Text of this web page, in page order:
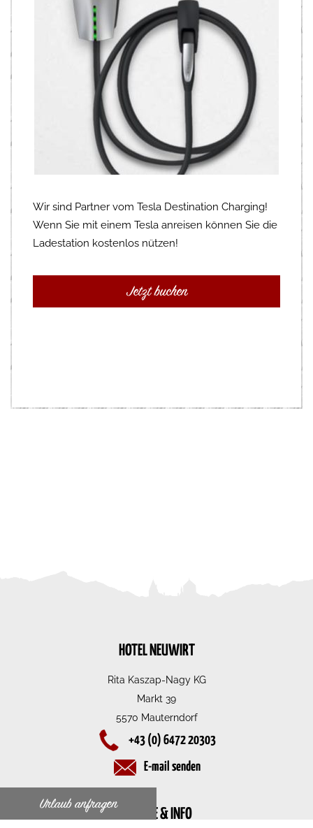
Urlaub anfragen
Wir sind Partner vom Tesla Destination Charging!
Wenn Sie mit einem Tesla anreisen können Sie die
Ladestation kostenlos nützen!
Jetzt buchen
HOTEL NEUWIRT
Rita Kaszap-Nagy KG
Markt 39
5570 Mauterndorf
+43 (0) 6472 20303
E-mail senden
SERVICE & INFO